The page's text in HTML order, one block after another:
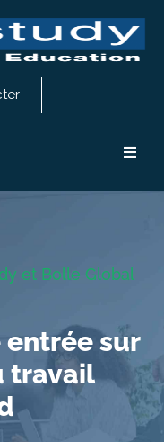
et Bolle Global
entrée sur
travail